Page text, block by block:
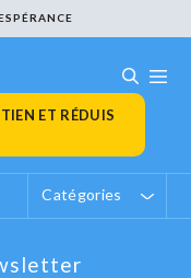
ET RÉDUIS
Catégories